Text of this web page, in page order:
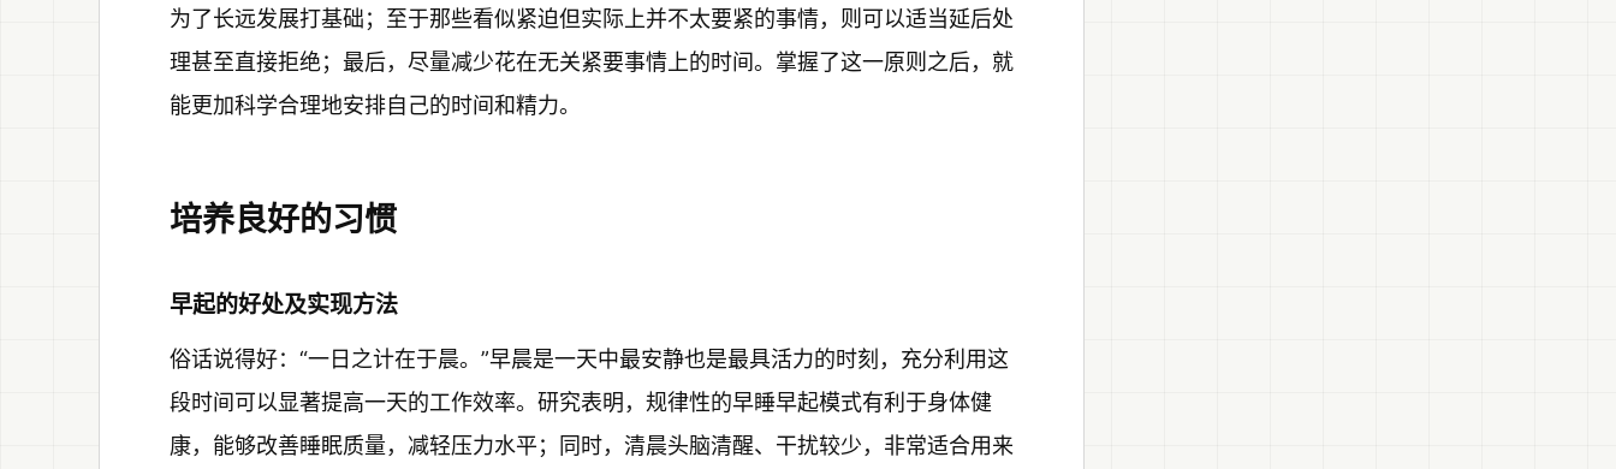
为了长远发展打基础；至于那些看似紧迫但实际上并不太要紧的事情，则可以适当延后处
理甚至直接拒绝；最后，尽量减少花在无关紧要事情上的时间。掌握了这一原则之后，就
能更加科学合理地安排自己的时间和精力。
培养良好的习惯
早起的好处及实现方法
俗话说得好：“一日之计在于晨。”早晨是一天中最安静也是最具活力的时刻，充分利用这
段时间可以显著提高一天的工作效率。研究表明，规律性的早睡早起模式有利于身体健
康，能够改善睡眠质量，减轻压力水平；同时，清晨头脑清醒、干扰较少，非常适合用来